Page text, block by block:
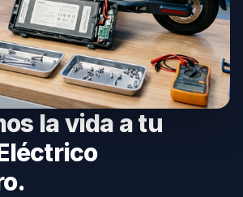
la vida a tu